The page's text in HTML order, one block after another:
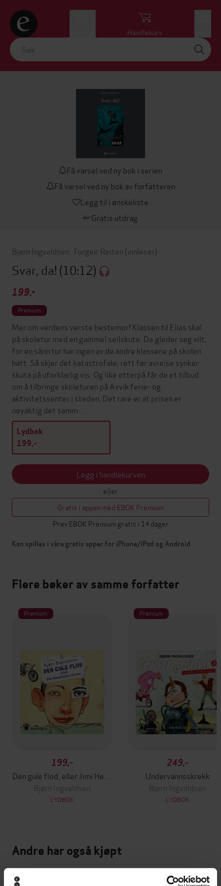
Handlekurv
Få varsel ved ny bok i serien
Få varsel ved ny bok av forfatteren
Legg til i ønskeliste
Gratis utdrag
Bjørn Ingvaldsen Torgeir Reiten (innleser)
Svar, da! (10:12)
199,-
Premium
Mer om verdens verste bestemor! Klassen til Elias skal
på skoletur med en gammel seilskute. De gleder seg vilt,
for en sånn tur har ingen av de andre klassene på skolen
hatt. Så skjer det katastrofale; rett før avreise synker
skuta på uforklarlig vis. Og like etterpå får de et tilbud
om å tilbringe skoleturen på Avvik ferie- og
aktivitetssenter i steden. Det rare er at prisen er
nøyaktig det samm…
Lydbok
199,-
Legg i handlekurven
eller
Gratis i appen med EBOK Premium
Prøv EBOK Premium gratis i 14 dager
Kan spilles i våre gratis apper for iPhone/iPad og Android
Flere bøker av samme forfatter
Premium
199,-
Bjørn Ingvaldsen
LYDBOK
Premium
249,-
Undervannsskrekk
Bjørn Ingvaldsen
LYDBOK
Andre har også kjøpt